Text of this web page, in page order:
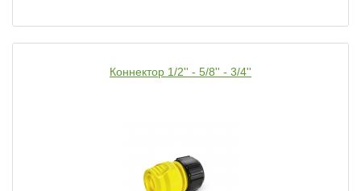
Коннектор 1/2'' - 5/8'' - 3/4''